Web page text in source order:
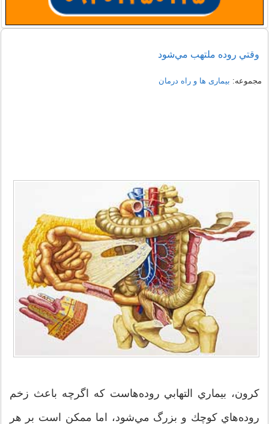
وقتي روده ملتهب مي‌شود
مجموعه: بیماری ها و راه درمان
كرون، بيماري التهابي روده‌هاست كه اگرچه باعث زخم
روده‌هاي كوچك و بزرگ مي‌شود، اما ممكن است بر هر